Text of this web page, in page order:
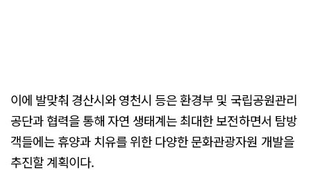
이에 발맞춰 경산시와 영천시 등은 환경부 및 국립공원관리
공단과 협력을 통해 자연 생태계는 최대한 보전하면서 탐방
객들에는 휴양과 치유를 위한 다양한 문화관광자원 개발을
추진할 계획이다.